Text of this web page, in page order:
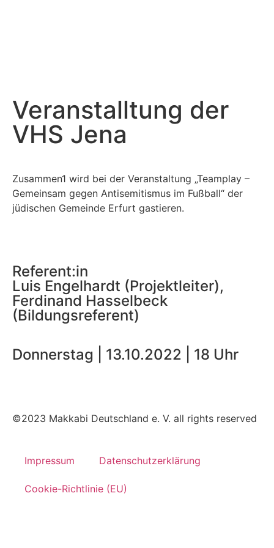
Veranstalltung der
VHS Jena
Zusammen1 wird bei der Veranstaltung „Teamplay –
Gemeinsam gegen Antisemitismus im Fußball“ der
jüdischen Gemeinde Erfurt gastieren.
Referent:in
Luis Engelhardt (Projektleiter),
Ferdinand Hasselbeck
(Bildungsreferent)
Donnerstag | 13.10.2022 | 18 Uhr
©2023 Makkabi Deutschland e. V. all rights reserved
Impressum Datenschutzerklärung
Cookie-Richtlinie (EU)